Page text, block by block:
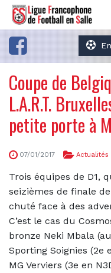
Coupe de
L.A.R.T.
petite porte à
07/01/2017 Actualités
Trois équipes de D1,
seizièmes de finale
chuté face à des
C’est le cas du
bronze Neki Mbala
Sporting Soignies (2e
MG Verviers (3e en